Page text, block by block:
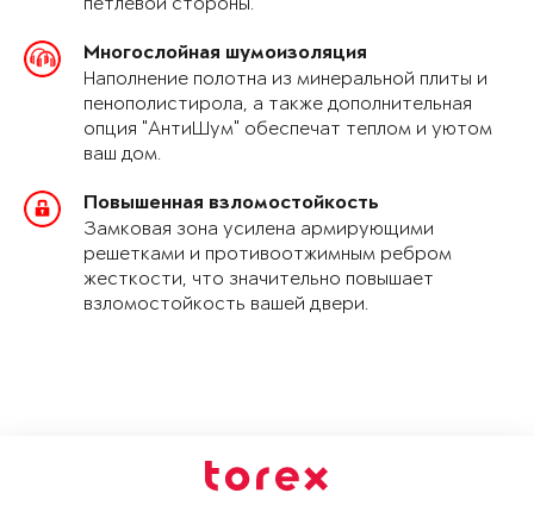
Многослойная шумоизоляция
Наполнение полотна из минеральной плиты и
пенополистирола, а также дополнительная
опция "АнтиШум" обеспечат теплом и уютом
ваш дом.
Повышенная взломостойкость
Замковая зона усилена армирующими
решетками и противоотжимным ребром
жесткости, что значительно повышает
взломостойкость вашей двери.